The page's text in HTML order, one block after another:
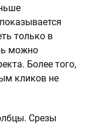
только в
можно
Более того,
кликов не
Срезы